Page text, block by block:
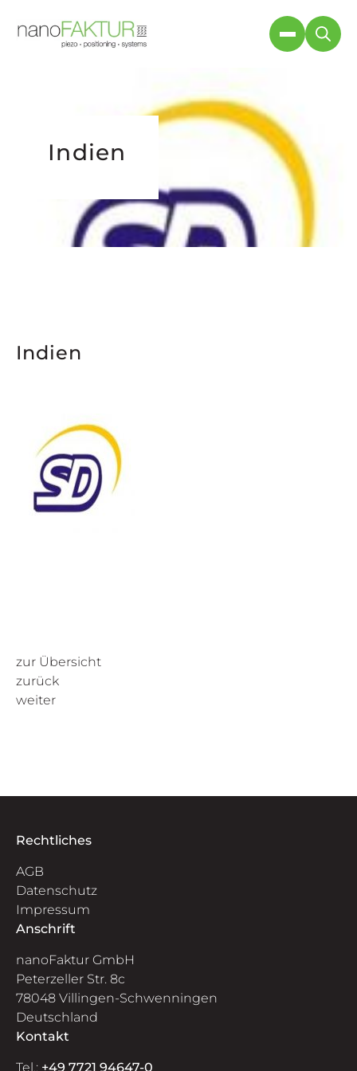
Indien
Indien
zur Übersicht
zurück
weiter
Rechtliches
AGB
Datenschutz
Impressum
Anschrift
nanoFaktur GmbH
Peterzeller Str. 8c
78048 Villingen-Schwenningen
Deutschland
Kontakt
Tel.: +49 7721 94647-0